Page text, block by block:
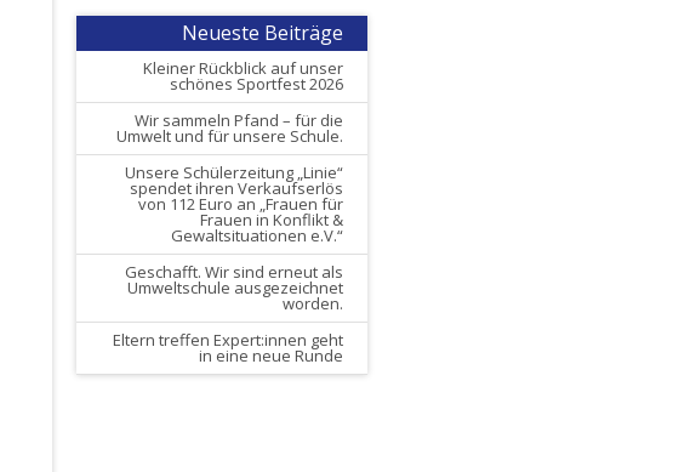
Neueste Beiträge
Kleiner Rückblick auf unser
schönes Sportfest 2026
Wir sammeln Pfand – für die
Umwelt und für unsere Schule.
Unsere Schülerzeitung „Linie“
spendet ihren Verkaufserlös
von 112 Euro an „Frauen für
Frauen in Konflikt &
Gewaltsituationen e.V.“
Geschafft. Wir sind erneut als
Umweltschule ausgezeichnet
worden.
Eltern treffen Expert:innen geht
in eine neue Runde